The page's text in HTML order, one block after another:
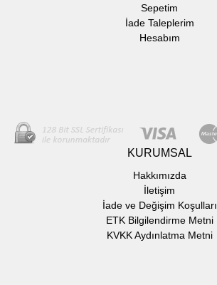
Sepetim
İade Taleplerim
Hesabım
KURUMSAL
Hakkımızda
İletişim
İade ve Değişim Koşulları
ETK Bilgilendirme Metni
KVKK Aydınlatma Metni